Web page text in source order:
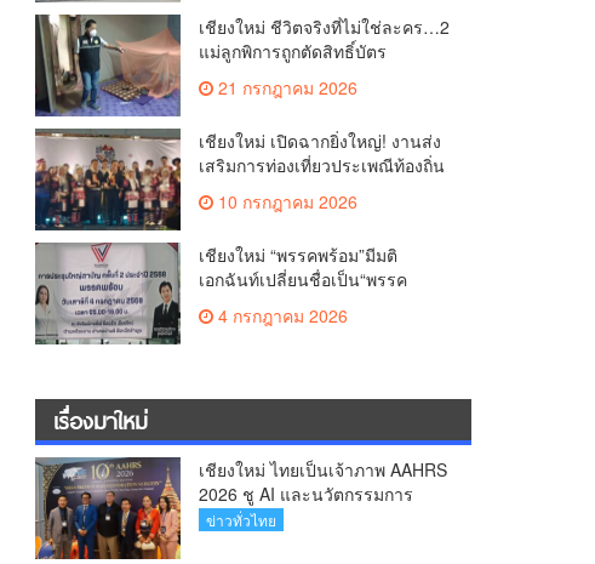
เชียงใหม่ ชีวิตจริงที่ไม่ใช่ละคร…2
แม่ลูกพิการถูกตัดสิทธิ์บัตร
สวัสดิการฯ วอนรัฐทบทวนเกณฑ์
ช่วยคนจน(คลิป)
21 กรกฎาคม 2026
เชียงใหม่ เปิดฉากยิ่งใหญ่! งานส่ง
เสริมการท่องเที่ยวประเพณีท้องถิ่น
วิถีชาติพันธุ์ล้านนา(คลิป)
10 กรกฎาคม 2026
เชียงใหม่ “พรรคพร้อม”มีมติ
เอกฉันท์เปลี่ยนชื่อเป็น“พรรค
ศรัทธา”ดึง“มาร์ค พิตบูล”นำทัพ
กรรมการบริหารชุดใหม่(คลิป)
4 กรกฎาคม 2026
เรื่องมาใหม่
เชียงใหม่ ไทยเป็นเจ้าภาพ AAHRS
2026 ชู AI และนวัตกรรมการ
แพทย์ ผลักดัน Medical Hub และ
ข่าวทั่วไทย